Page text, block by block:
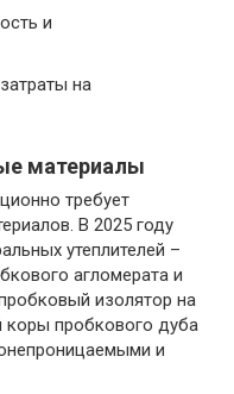
и
на
материалы
требует
В 2025 году
утеплителей –
агломерата и
изолятор на
коры пробкового дуба
и